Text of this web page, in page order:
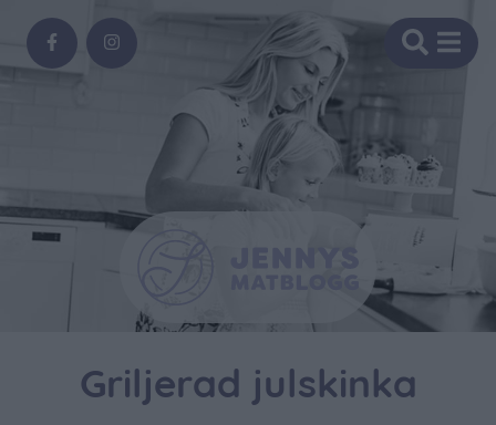
Griljerad julskinka